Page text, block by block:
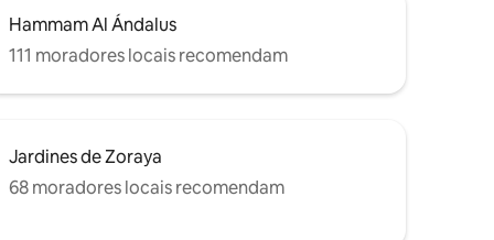
Hammam Al Ándalus
111 moradores locais recomendam
Jardines de Zoraya
68 moradores locais recomendam